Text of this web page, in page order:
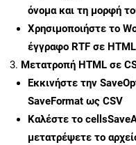
όνομα και τη μορφή
Χρησιμοποιήστε το
έγγραφο RTF σε
Μετατροπή HTML σε
Εκκινήστε την
SaveFormat ως CSV
Καλέστε το
μετατρέψετε το